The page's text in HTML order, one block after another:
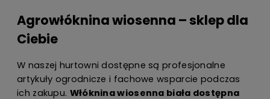
Agrowłóknina wiosenna – sklep dla
Ciebie
W naszej hurtowni dostępne są profesjonalne
artykuły ogrodnicze i fachowe wsparcie podczas
ich zakupu. Włóknina wiosenna biała dostępna